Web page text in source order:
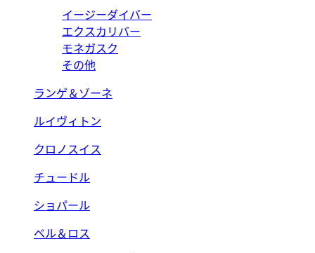
イージーダイバー
エクスカリバー
モネガスク
その他
ランゲ＆ゾーネ
ルイヴィトン
クロノスイス
チュードル
ショパール
ベル＆ロス